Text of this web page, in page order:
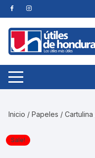
Skip
to
content
Inicio /Papeles /Cartulina
Sale!